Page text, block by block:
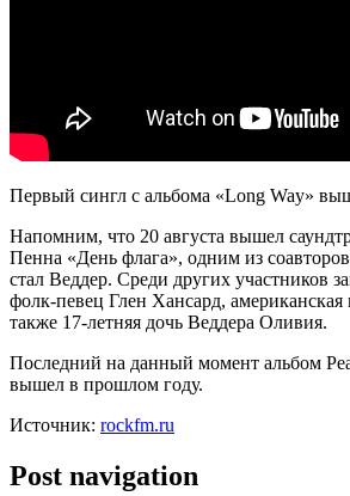
Первый сингл с альбома «Long Way»
Напомним, что 20 августа вышел
Пенна «День флага», одним из
стал Веддер. Среди других участников
фолк-певец Глен Хансард, американская
также 17-летняя дочь Веддера Оливия.
Последний на данный момент альбом
вышел в прошлом году.
Источник: rockfm.ru
Post navigation